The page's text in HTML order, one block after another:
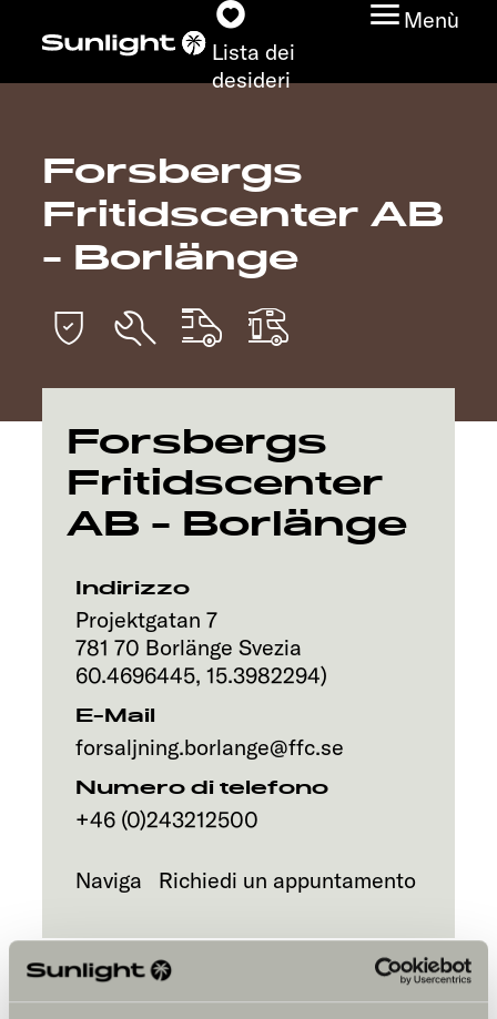
Lista dei
desideri
Menù
Modelli
Configuratore
Trovate il vostro
Sunlight
Ricerca concessionari
Scoprire
Servizi
Forsbergs
Fritidscenter AB
- Borlänge
Forsbergs
Fritidscenter
AB - Borlänge
Indirizzo
Projektgatan 7
781 70 Borlänge Svezia
60.4696445, 15.3982294)
E-Mail
forsaljning.borlange@ffc.se
Numero di telefono
+46 (0)243212500
Naviga Richiedi un appuntamento